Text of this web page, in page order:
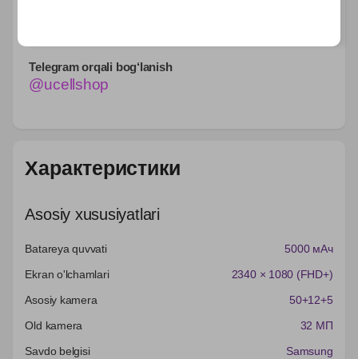
Telegram orqali bog‘lanish
@ucellshop
Характеристики
Asosiy xususiyatlari
Batareya quvvati
5000 мАч
Ekran o'lchamlari
2340 × 1080 (FHD+)
Asosiy kamera
50+12+5
Old kamera
32 МП
Savdo belgisi
Samsung